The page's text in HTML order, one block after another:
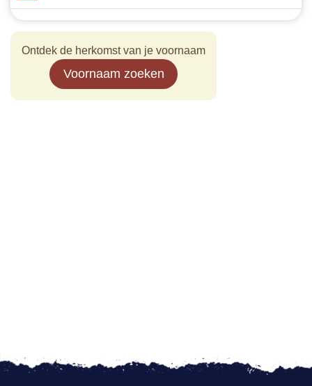
Ontdek de herkomst van je voornaam
Voornaam zoeken